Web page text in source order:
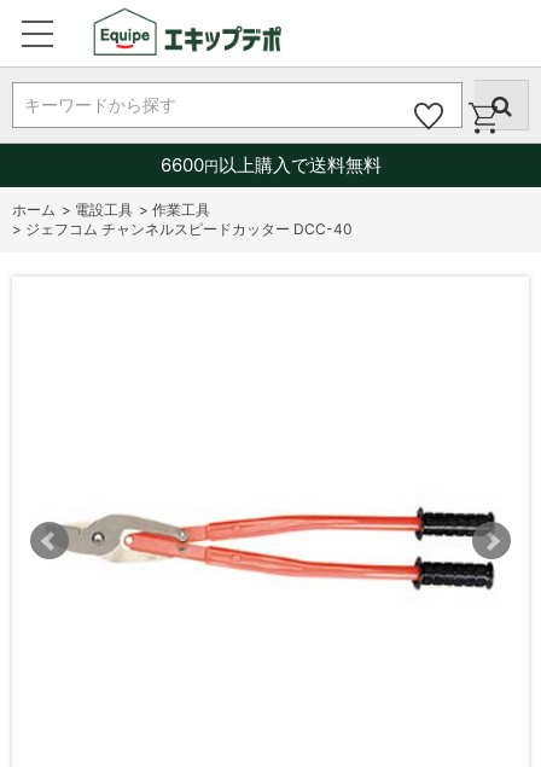
キーワードから探す
6600円以上購入で送料無料
ホーム > 電設工具 > 作業工具
> ジェフコム チャンネルスピードカッター DCC-40